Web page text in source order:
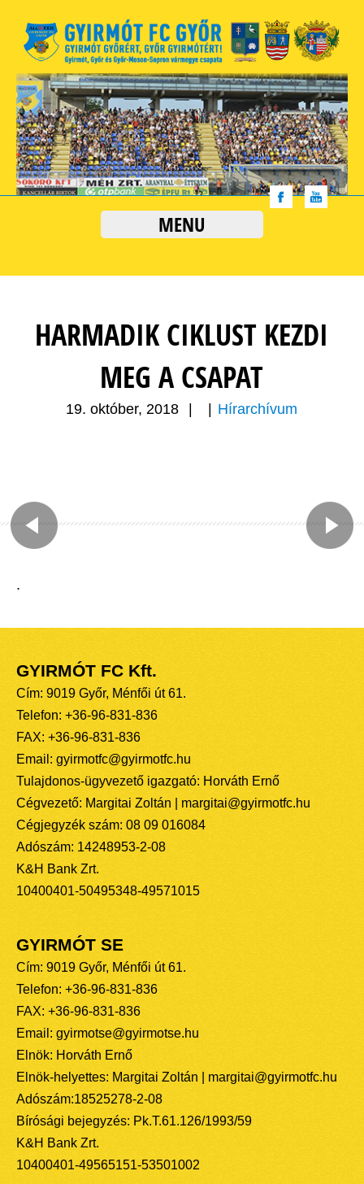
MENU
HARMADIK CIKLUST KEZDI
MEG A CSAPAT
19. október, 2018 Hírarchívum
.
GYIRMÓT FC Kft.
Cím: 9019 Győr, Ménfői út 61.
Telefon: +36-96-831-836
FAX: +36-96-831-836
Email: gyirmotfc@gyirmotfc.hu
Tulajdonos-ügyvezető igazgató: Horváth Ernő
Cégvezető: Margitai Zoltán | margitai@gyirmotfc.hu
Cégjegyzék szám: 08 09 016084
Adószám: 14248953-2-08
K&H Bank Zrt.
10400401-50495348-49571015
GYIRMÓT SE
Cím: 9019 Győr, Ménfői út 61.
Telefon: +36-96-831-836
FAX: +36-96-831-836
Email: gyirmotse@gyirmotse.hu
Elnök: Horváth Ernő
Elnök-helyettes: Margitai Zoltán | margitai@gyirmotfc.hu
Adószám:18525278-2-08
Bírósági bejegyzés: Pk.T.61.126/1993/59
K&H Bank Zrt.
10400401-49565151-53501002